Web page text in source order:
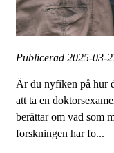
Publicerad 2025-03-
Är du nyfiken på hur
att ta en
berättar om vad som
forskningen har fo...